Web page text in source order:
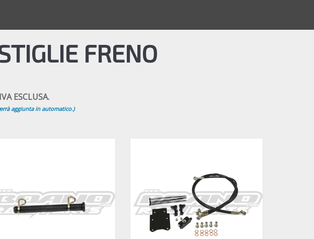
FRENO
ESCLUSA.
aggiunta in automatico.)